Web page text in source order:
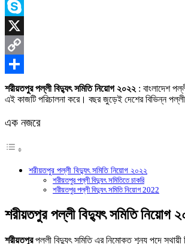
Messenger
Skype
X
Copy
Link
Share
শরীয়তপুর পল্লী বিদ্যুৎ সমিতি নিয়োগ ২০২২ : বাংলাদেশ
এই কাজটি পরিচালনা করে। বছর জুড়েই দেশের বিভিন্ন
এক নজরে
শরীয়তপুর পল্লী বিদ্যুৎ সমিতি নিয়োগ ২০২২
শরীয়তপুর পল্লী বিদ্যুৎ সমিতিতে চাকরি
শরীয়তপুর পল্লী বিদ্যুৎ সমিতি নিয়োগ 2022
শরীয়তপুর পল্লী বিদ্যুৎ সমিতি নিয়োগ
শরীয়তপুরপল্লী বিদ্যুৎ সমিতি এর নিমােক্ত শূন্য পদে স্থায়ী